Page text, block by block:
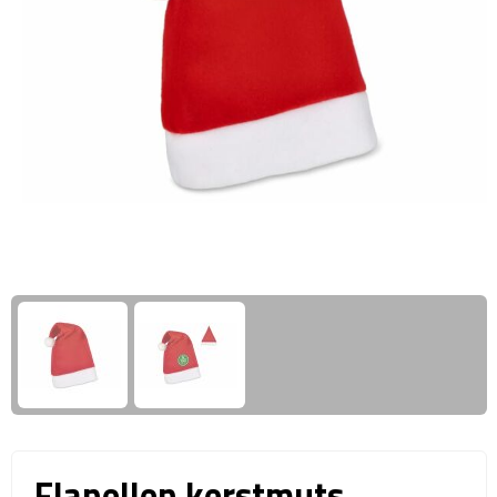
Documententassen
Laptophoezen & -tassen
Reistassen & Trolleys
Reistassen
Trolleys
Wellness Giftsets